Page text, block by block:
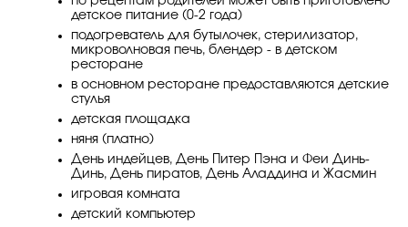
детское питание (0-2 года)
подогреватель для бутылочек, стерилизатор,
микроволновая печь, блендер - в детском
ресторане
в основном ресторане предоставляются детские
стулья
детская площадка
няня (платно)
День индейцев, День Питер Пэна и Феи Динь-
Динь, День пиратов, День Аладдина и Жасмин
игровая комната
детский компьютер